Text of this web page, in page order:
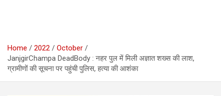
Home 2022
October
JanjgirChampa DeadBody : नहर पुल में मिली अज्ञात शख्स की लाश,
ग्रामीणों की सूचना पर पहुंची पुलिस, हत्या की आशंका